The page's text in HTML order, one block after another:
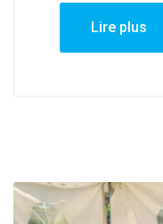
Lire plus